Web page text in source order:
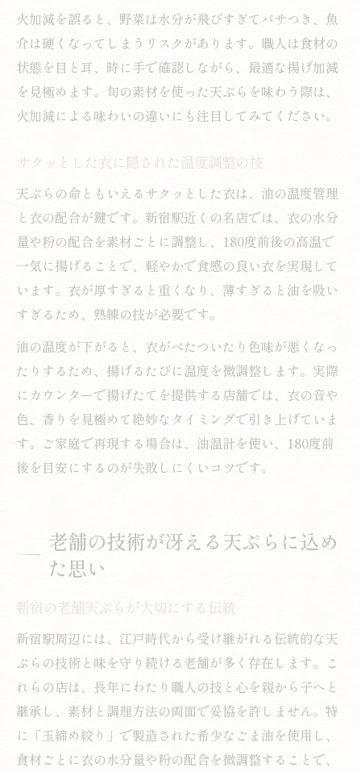
火加減を誤ると、野菜は水分が飛びすぎてパサつき、魚
介は硬くなってしまうリスクがあります。職人は食材の
状態を目と耳、時に手で確認しながら、最適な揚げ加減
を見極めます。旬の素材を使った天ぷらを味わう際は、
火加減による味わいの違いにも注目してみてください。
サクッとした衣に隠された温度調整の技
天ぷらの命ともいえるサクッとした衣は、油の温度管理
と衣の配合が鍵です。新宿駅近くの名店では、衣の水分
量や粉の配合を素材ごとに調整し、180度前後の高温で
一気に揚げることで、軽やかで食感の良い衣を実現して
います。衣が厚すぎると重くなり、薄すぎると油を吸い
すぎるため、熟練の技が必要です。
油の温度が下がると、衣がべたついたり色味が悪くなっ
たりするため、揚げるたびに温度を微調整します。実際
にカウンターで揚げたてを提供する店舗では、衣の音や
色、香りを見極めて絶妙なタイミングで引き上げていま
す。ご家庭で再現する場合は、油温計を使い、180度前
後を目安にするのが失敗しにくいコツです。
老舗の技術が冴える天ぷらに込め
た思い
新宿の老舗天ぷらが大切にする伝統
新宿駅周辺には、江戸時代から受け継がれる伝統的な天
ぷらの技術と味を守り続ける老舗が多く存在します。こ
れらの店は、長年にわたり職人の技と心を親から子へと
継承し、素材と調理方法の両面で妥協を許しません。特
に「玉締め絞り」で製造された希少なごま油を使用し、
食材ごとに衣の水分量や粉の配合を微調整することで、